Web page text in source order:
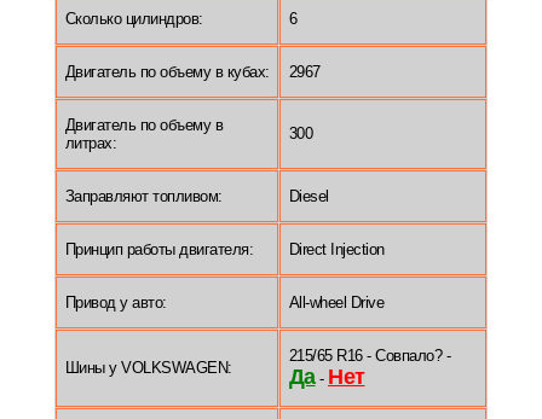
Сколько цилиндров: 6
Двигатель по объему в кубах: 2967
Двигатель по объему в
литрах:
300
Заправляют топливом: Diesel
Принцип работы двигателя: Direct Injection
Привод у авто: All-wheel Drive
Шины у VOLKSWAGEN:
215/65 R16 - Совпало? -
Да- Нет